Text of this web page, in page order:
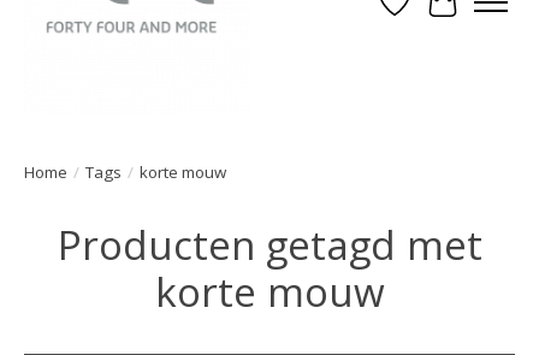
Verlanglijst
Home / Tags / korte mouw
Producten getagd met
korte mouw